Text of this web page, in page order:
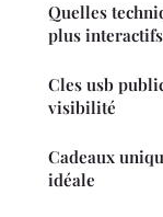
Quelles
plus
Cles usb
visibilité
Cadeaux
idéale